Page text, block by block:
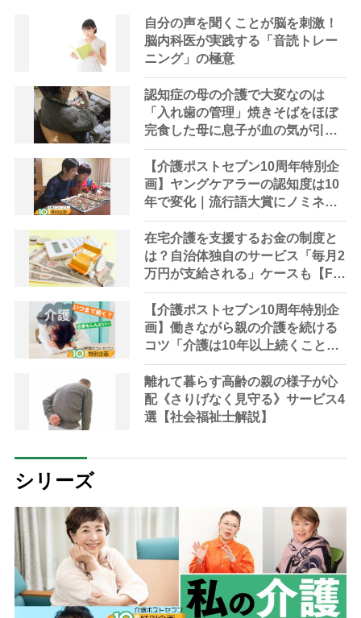
自分の声を聞くことが脳を刺激！
脳内科医が実践する「音読トレー
ニング」の極意
認知症の母の介護で大変なのは
「入れ歯の管理」焼きそばをほぼ
完食した母に息子が血の気が引い
た理由
【介護ポストセブン10周年特別企
画】ヤングケアラーの認知度は10
年で変化｜流行語大賞にノミネー
ト、法律にも明記されたが果たし
て現在は？
在宅介護を支援するお金の制度と
は？自治体独自のサービス「毎月2
万円が支給される」ケースも【FP
解説】
【介護ポストセブン10周年特別企
画】働きながら親の介護を続ける
コツ「介護は10年以上続くこと
も…3つのフェーズに分けて考えて
みよう」【社会福祉士解説】
離れて暮らす高齢の親の様子が心
配《さりげなく見守る》サービス4
選【社会福祉士解説】
シリーズ